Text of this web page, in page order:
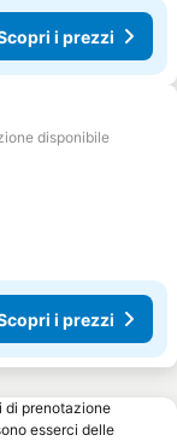
i prezzi
disponibile
i prezzi
di prenotazione
esserci delle